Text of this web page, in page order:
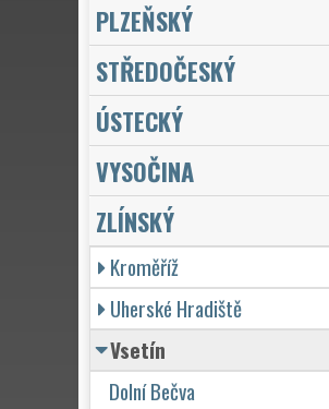
PLZEŇSKÝ
STŘEDOČESKÝ
ÚSTECKÝ
VYSOČINA
ZLÍNSKÝ
Kroměříž
Uherské Hradiště
Vsetín
Dolní Bečva